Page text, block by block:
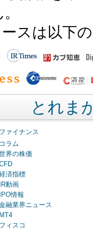
スは以下
とれま
ファイナンス
コラム
界の株価
済指標
IR動画
IPO情報
融業界ニュース
MT4
フィスコ